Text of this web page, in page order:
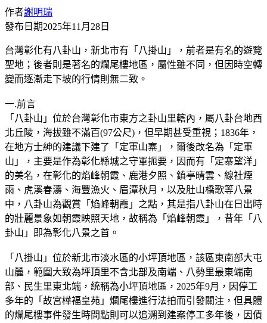
作者謝明瑞
發布日期2025年11月28日
台灣彰化有八卦山，新北市有「八掛山」，前者是有名的遊覽
聖地；後者則是著名的爛尾樓地區，屬性雖不同，但因時空轉
變而逐漸走下坡的行情則無二致。
一.前言
「八卦山」位於台灣彰化市東方之卦山里轄內，屬八卦台地西
北丘陵，海拔雖不滿百(97公尺)，但早期甚受重視；1836年，
在地方士紳的建議下建了「定軍山寨」，爾後改名為「定軍
山」，主要是作為彰化縣城之守軍扼要，因而有「定寨望洋」
的美名，在彰化的焰峰朝霞、鹿港夕照、鎮亭晴雲、線社煙
雨、虎溪春濤、海豐漁火、眉潭秋月，以及肚山橋歌等八景
中，八卦山為觀賞「焰峰朝霞」之點，其是指八卦山在日出時
的壯麗景象如朝霞映照天地，故稱為「焰峰朝霞」，昔年「八
卦山」即為彰化八景之首。
「八掛山」位於新北市淡水區的小坪頂地區，該區東南部大屯
山麓，範圍大致為坪頂里不含北部及南端、八勢里最東端南
部、民生里東北端，統稱為小坪頂地區，2025年9月，因停工
多年的「故宮樺福皇苑」爛尾樓進行法拍而引發關注，但具體
的爛尾樓事件發生時間點則可以追溯到建案停工多年後，因債